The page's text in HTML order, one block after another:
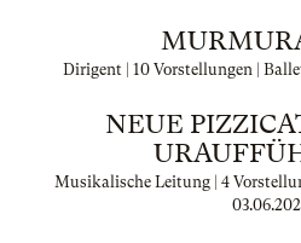
Dirigent | 10 Vorstellungen |
NEUE
Musikalische Leitung | 4